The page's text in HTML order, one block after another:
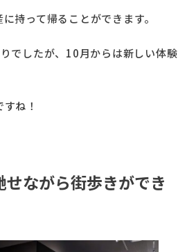
持って帰ることができます。
でしたが、10月からは新しい体験
ね！
ながら街歩きができ